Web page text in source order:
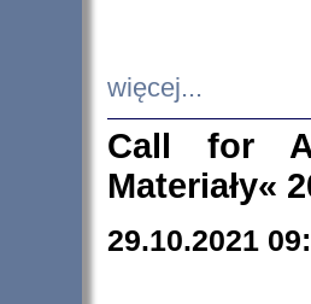
więcej...
Call for
Materiały«
29.10.2021